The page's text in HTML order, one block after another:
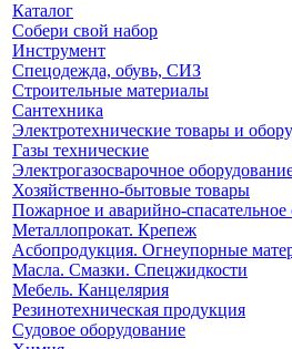
Каталог
Собери свой набор
Инструмент
Спецодежда, обувь, СИЗ
Строительные материалы
Сантехника
Электротехнические товары и
Газы технические
Электрогазосварочное
Хозяйственно-бытовые товары
Пожарное и аварийно-спасательное
Металлопрокат. Крепеж
Асбопродукция. Огнеупорные
Масла. Смазки. Спецжидкости
Мебель. Канцелярия
Резинотехническая продукция
Судовое оборудование